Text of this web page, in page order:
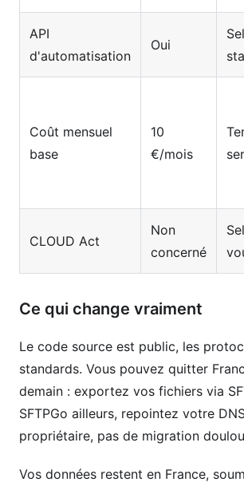
API
d'automatisation
Oui
Coût mensuel
base
10
€/mois
CLOUD Act
Non
concerné
Ce qui change vraiment
Le code source est public, les
standards. Vous pouvez quitter
demain : exportez vos fichiers via
SFTPGo ailleurs, repointez votre
propriétaire, pas de migration
Vos données restent en France,